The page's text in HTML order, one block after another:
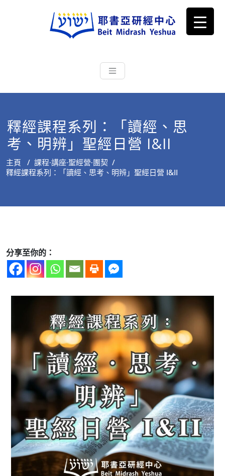
耶書亞研經中心
根源明白聖經，成為更好的門徒
釋經課程系列：「讀經、思
考、明辨」聖經日營 I&II
主頁 / 課程∙講座∙聖經營∙團契 /
釋經課程系列：「讀經、思考、明辨」聖經日營 I&II
分享至你的：